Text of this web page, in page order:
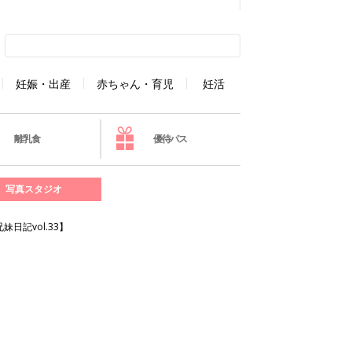
妊娠・出産 赤ちゃん・育児 妊活
離乳食 優待パス
写真スタジオ
日記vol.33】